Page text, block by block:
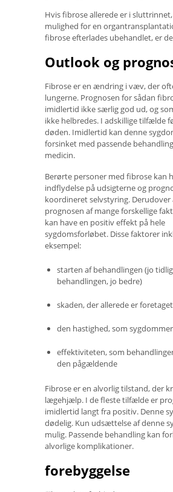
Hvis fibrose allerede er i
mulighed for en
fibrose efterlades ubehandlet, er
Outlook og
Fibrose er en ændring i væv, der
lungerne. Prognosen for sådan
imidlertid ikke særlig god ud, og
ikke helbredes. I adskillige tilfælde
døden. Imidlertid kan denne
forsinket med passende
medicin.
Berørte personer med fibrose kan
indflydelse på udsigterne og
koordineret selvstyring.
prognosen af ​​mange forskellige
kan have en positiv effekt på hele
sygdomsforløbet. Disse faktorer
eksempel:
starten af ​​behandlingen (jo
behandlingen, jo bedre)
skaden, der allerede er
den hastighed, som
effektiviteten, som
den pågældende
Fibrose er en alvorlig tilstand, der
lægehjælp. I de fleste tilfælde er
imidlertid langt fra positiv. Denne
dødelig. Kun udsættelse af denne
mulig. Passende behandling kan
alvorlige komplikationer.
forebyggelse